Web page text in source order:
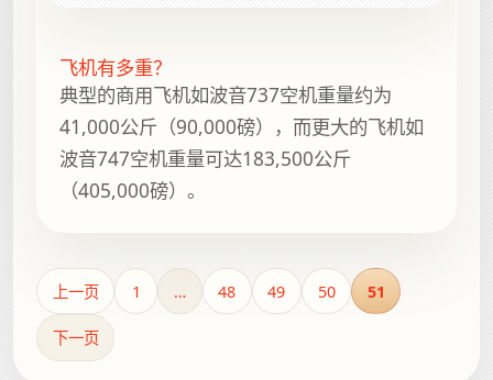
飞机有多重？
典型的商用飞机如波音737空机重量约为
41,000公斤（90,000磅），而更大的飞机如
波音747空机重量可达183,500公斤
（405,000磅）。
上一页 1 … 48 49 50 51
下一页